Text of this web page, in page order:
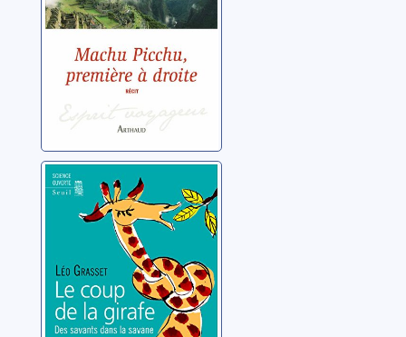
Le coup de la
girafe: des
savants dans la
Grasset, Léo